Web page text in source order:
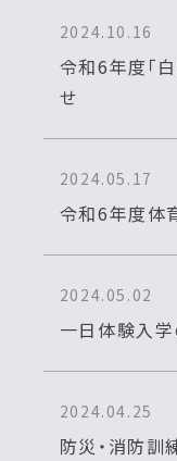
2024.10.16
令和6年度「
せ
2024.05.17
令和6年度体
2024.05.02
一日体験入
2024.04.25
防災・消防訓